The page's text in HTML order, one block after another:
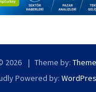
2026 Theme by:
Powered by: